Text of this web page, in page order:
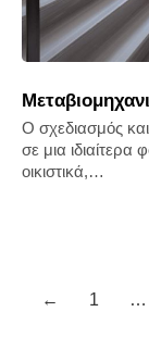
Ο σχεδιασμός
σε μια
οικιστικά,…
← 1 …